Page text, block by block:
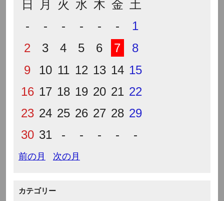
日 月 火 水 木 金 土
-
- - - - -
1
2
3 4 5 6 7
8
9
10 11 12 13 14 15
16 17 18 19 20 21 22
23 24 25 26 27 28 29
30 31 - - - - -
前の月 次の月
カテゴリー